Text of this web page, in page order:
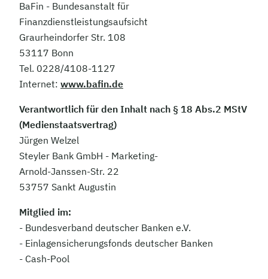
BaFin - Bundesanstalt für
Finanzdienstleistungsaufsicht
Graurheindorfer Str. 108
53117 Bonn
Tel. 0228/4108-1127
Internet: www.bafin.de
Verantwortlich für den Inhalt nach § 18 Abs.2 MStV
(Medienstaatsvertrag)
Jürgen Welzel
Steyler Bank GmbH - Marketing-
Arnold-Janssen-Str. 22
53757 Sankt Augustin
Mitglied im:
- Bundesverband deutscher Banken e.V.
- Einlagensicherungsfonds deutscher Banken
- Cash-Pool